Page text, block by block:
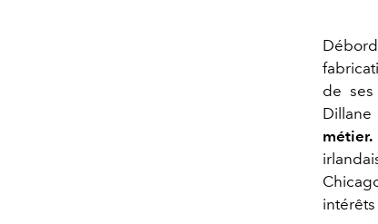
de
Dillane
métier.